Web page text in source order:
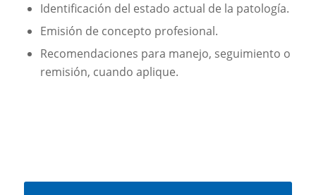
Identificación del estado actual de la patología.
Emisión de concepto profesional.
Recomendaciones para manejo, seguimiento o
remisión, cuando aplique.